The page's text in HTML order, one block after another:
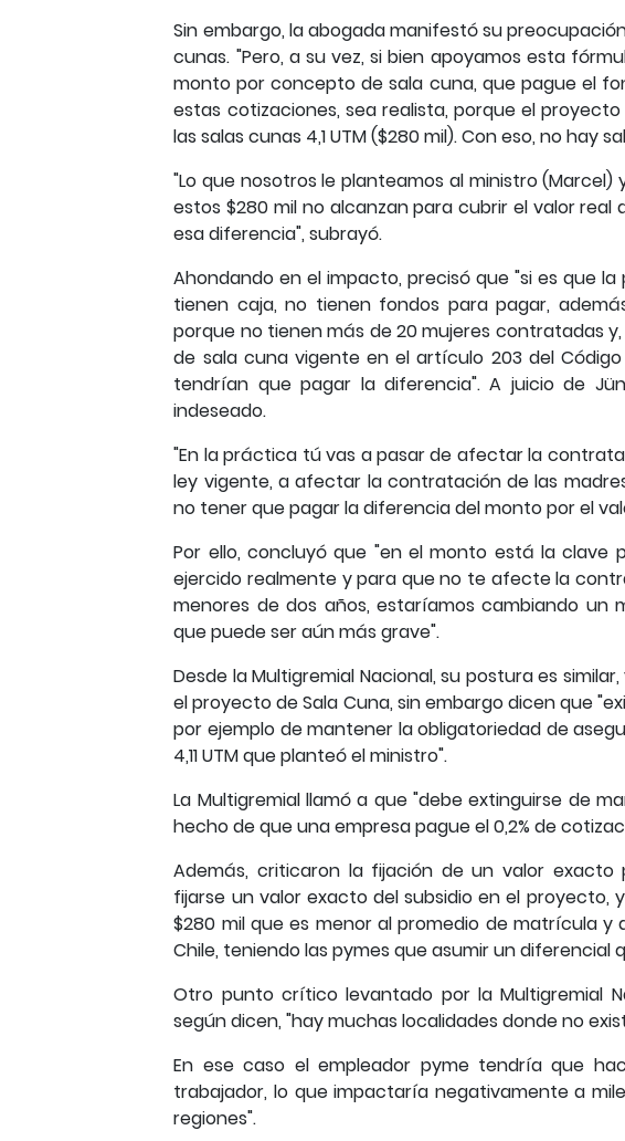
Sin embargo, la abogada manifestó su
cunas. "Pero, a su vez, si bien apoyamos esta
monto por concepto de sala cuna, que pague el
estas cotizaciones, sea realista, porque el
las salas cunas 4,1 UTM ($280 mil). Con eso, no hay
"Lo que nosotros le planteamos al ministro
estos $280 mil no alcanzan para cubrir el valor
esa diferencia", subrayó.
Ahondando en el impacto, precisó que "si es que
tienen caja, no tienen fondos para pagar,
porque no tienen más de 20 mujeres contratadas
de sala cuna vigente en el artículo 203 del
tendrían que pagar la diferencia". A juicio de
indeseado.
"En la práctica tú vas a pasar de afectar la
ley vigente, a afectar la contratación de las
no tener que pagar la diferencia del monto por el
Por ello, concluyó que "en el monto está la
ejercido realmente y para que no te afecte la
menores de dos años, estaríamos cambiando un
que puede ser aún más grave".
Desde la Multigremial Nacional, su postura es
el proyecto de Sala Cuna, sin embargo dicen que
por ejemplo de mantener la obligatoriedad de
4,11 UTM que planteó el ministro".
La Multigremial llamó a que "debe extinguirse de
hecho de que una empresa pague el 0,2% de
Además, criticaron la fijación de un valor exacto
fijarse un valor exacto del subsidio en el
$280 mil que es menor al promedio de matrícula
Chile, teniendo las pymes que asumir un
Otro punto crítico levantado por la Multigremial
según dicen, "hay muchas localidades donde no
En ese caso el empleador pyme tendría que
trabajador, lo que impactaría negativamente a
regiones".